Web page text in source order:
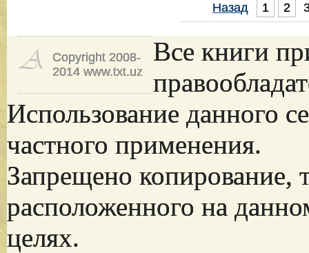
Назад
1 2
Copyright 2008-
2014 www.txt.uz
Все книги
Использование данного
частного применения.
Запрещено копирование,
расположенного на
целях.